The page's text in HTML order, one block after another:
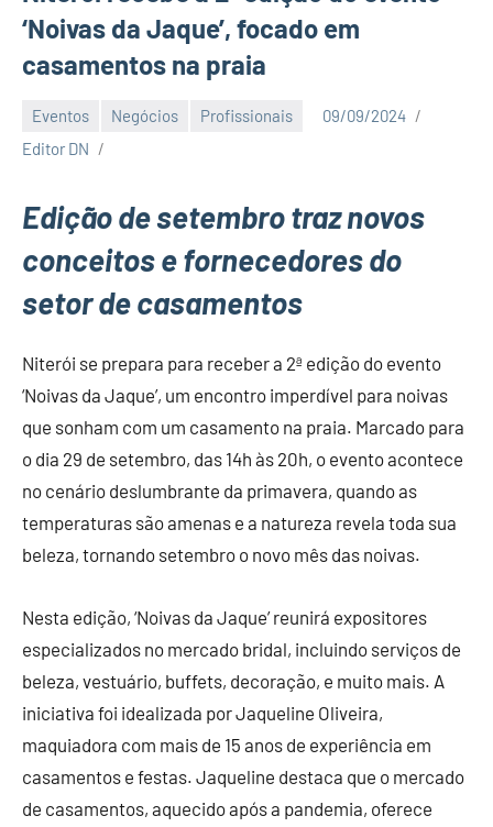
‘Noivas da Jaque’, focado em
casamentos na praia
Eventos Negócios Profissionais
09/09/2024
Editor DN
Edição de setembro traz novos
conceitos e fornecedores do
setor de casamentos
Niterói se prepara para receber a 2ª edição do evento
‘Noivas da Jaque’, um encontro imperdível para noivas
que sonham com um casamento na praia. Marcado para
o dia 29 de setembro, das 14h às 20h, o evento acontece
no cenário deslumbrante da primavera, quando as
temperaturas são amenas e a natureza revela toda sua
beleza, tornando setembro o novo mês das noivas.
Nesta edição, ‘Noivas da Jaque’ reunirá expositores
especializados no mercado bridal, incluindo serviços de
beleza, vestuário, buffets, decoração, e muito mais. A
iniciativa foi idealizada por Jaqueline Oliveira,
maquiadora com mais de 15 anos de experiência em
casamentos e festas. Jaqueline destaca que o mercado
de casamentos, aquecido após a pandemia, oferece